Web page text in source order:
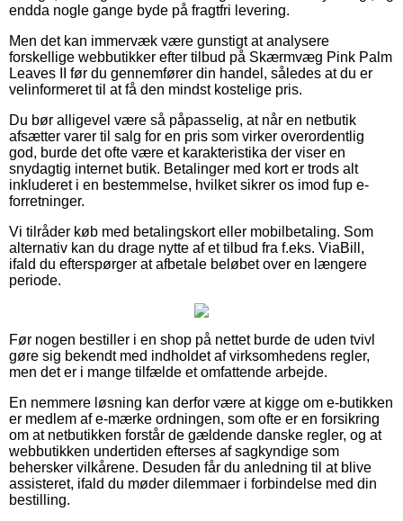
endda nogle gange byde på fragtfri levering.
Men det kan immervæk være gunstigt at analysere
forskellige webbutikker efter tilbud på Skærmvæg Pink Palm
Leaves II før du gennemfører din handel, således at du er
velinformeret til at få den mindst kostelige pris.
Du bør alligevel være så påpasselig, at når en netbutik
afsætter varer til salg for en pris som virker overordentlig
god, burde det ofte være et karakteristika der viser en
snydagtig internet butik. Betalinger med kort er trods alt
inkluderet i en bestemmelse, hvilket sikrer os imod fup e-
forretninger.
Vi tilråder køb med betalingskort eller mobilbetaling. Som
alternativ kan du drage nytte af et tilbud fra f.eks. ViaBill,
ifald du efterspørger at afbetale beløbet over en længere
periode.
Før nogen bestiller i en shop på nettet burde de uden tvivl
gøre sig bekendt med indholdet af virksomhedens regler,
men det er i mange tilfælde et omfattende arbejde.
En nemmere løsning kan derfor være at kigge om e-butikken
er medlem af e-mærke ordningen, som ofte er en forsikring
om at netbutikken forstår de gældende danske regler, og at
webbutikken undertiden efterses af sagkyndige som
behersker vilkårene. Desuden får du anledning til at blive
assisteret, ifald du møder dilemmaer i forbindelse med din
bestilling.